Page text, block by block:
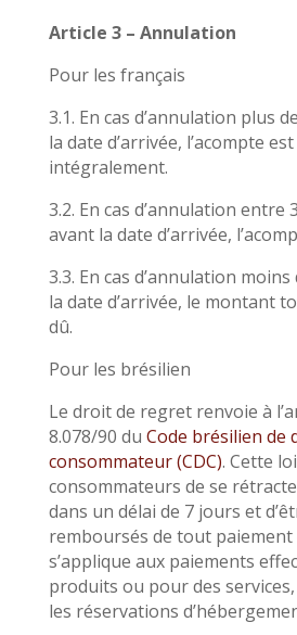
Article 3 – Annulation
Pour les français
3.1. En cas d’annulation plus
la date d’arrivée, l’acompte
intégralement.
3.2. En cas d’annulation entre
avant la date d’arrivée,
3.3. En cas d’annulation
la date d’arrivée, le montant
dû.
Pour les brésilien
Le droit de regret renvoie à
8.078/90 du Code brésilien de
consommateur (CDC). Cette
consommateurs de se
dans un délai de 7 jours et
remboursés de tout paiement
s’applique aux paiements
produits ou pour des
les réservations